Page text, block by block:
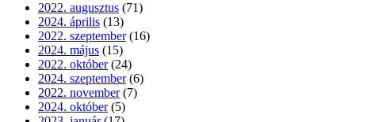
2022. augusztus (71)
2024. április (13)
2022. szeptember (16)
2024. május (15)
2022. október (24)
2024. szeptember (6)
2022. november (7)
2024. október (5)